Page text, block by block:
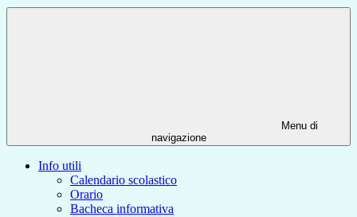
Menu di
navigazione
Info utili
Calendario scolastico
Orario
Bacheca informativa